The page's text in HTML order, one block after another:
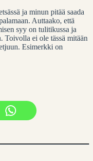
ja minun pitää saada
Auttaako, että
syy on tulitikussa ja
Toivolla ei ole tässä mitään
Esimerkki on